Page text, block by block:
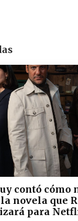
contó cómo
novela que
para